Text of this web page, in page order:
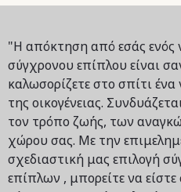
"Η απόκτηση από εσάς ενός
σύγχρονου επίπλου είναι
καλωσορίζετε στο σπίτι ένα
της οικογένειας.
τον τρόπο ζωής, των
χώρου σας. Με την
σχεδιαστική μας επιλογή
επίπλων , μπορείτε να είστε